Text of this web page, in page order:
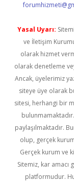
Yasal Uyarı:
ve İletişim
olarak hizmet
olarak denetleme
Ancak, üyelerimiz
siteye üye olarak
sitesi, herhangi bir
paylaşılmaktadır.
olup, gerçek
Gerçek kurum ve
Sitemiz, kar amacı
platformudur.